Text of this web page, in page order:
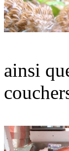
ainsi